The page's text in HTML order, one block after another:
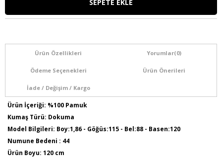
Ürün Özellikleri Yorumlar(0)
Ödeme Seçenekleri Ürün Önerileri
İade / Değişim / Kargo
Ürün İçeriği: %100 Pamuk
Kumaş Türü: Dokuma
Model Bilgileri: Boy:1,86 - Göğüs:115 - Bel:88 - Basen:120
Numune Bedeni : 44
Ürün Boyu: 120 cm